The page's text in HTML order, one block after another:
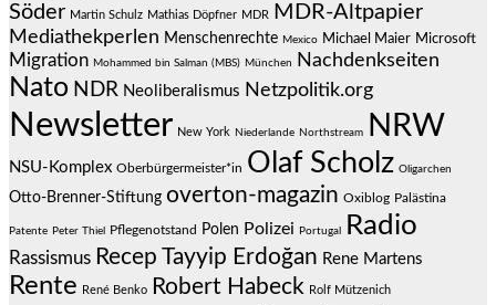
Söder Martin Schulz Mathias Döpfner MDR MDR-Altpapier
Mediathekperlen Menschenrechte Mexico Michael Maier Microsoft
Migration Mohammed bin Salman (MBS) München Nachdenkseiten
Nato NDR Neoliberalismus Netzpolitik.org
Newsletter New York Niederlande Northstream NRW
NSU-Komplex Oberbürgermeister*in Olaf Scholz Oligarchen
Otto-Brenner-Stiftung overton-magazin Oxiblog Palästina
Patente Peter Thiel Pflegenotstand Polen Polizei Portugal Radio
Rassismus Recep Tayyip Erdoğan Rene Martens
Rente René Benko Robert Habeck Rolf Mützenich